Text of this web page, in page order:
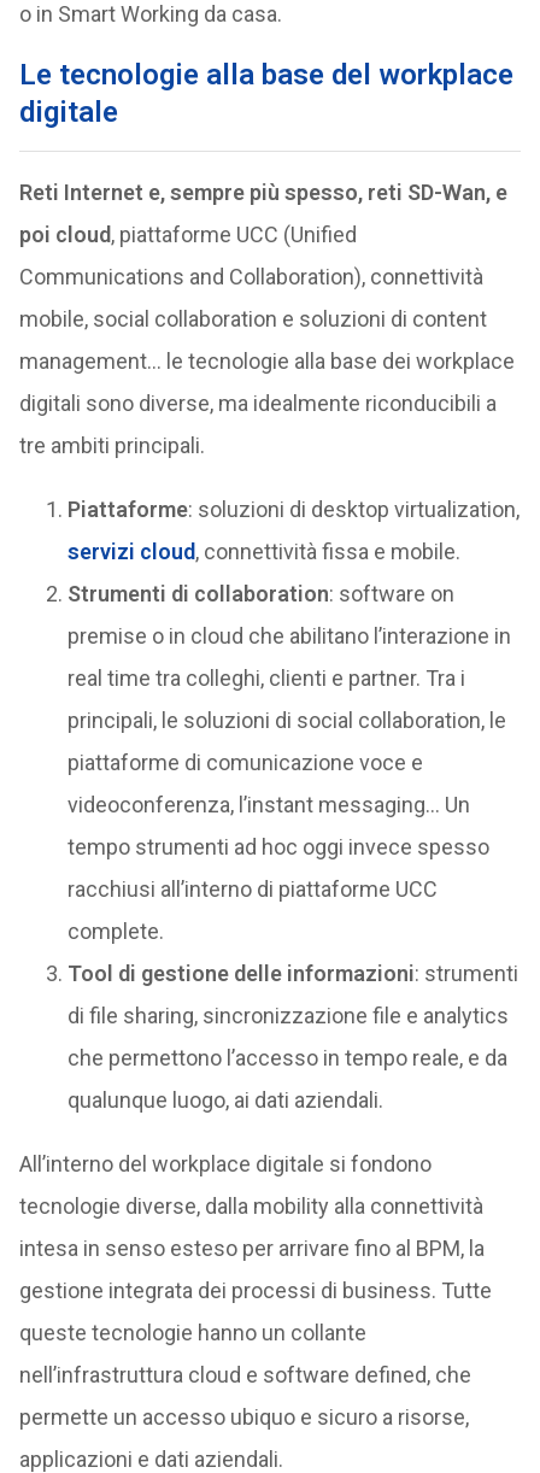
o in Smart Working da casa.
Le tecnologie alla base del workplace
digitale
Reti Internet e, sempre più spesso, reti SD-Wan, e
poi cloud, piattaforme UCC (Unified
Communications and Collaboration), connettività
mobile, social collaboration e soluzioni di content
management… le tecnologie alla base dei workplace
digitali sono diverse, ma idealmente riconducibili a
tre ambiti principali.
Piattaforme: soluzioni di desktop virtualization,
servizi cloud, connettività fissa e mobile.
Strumenti di collaboration: software on
premise o in cloud che abilitano l’interazione in
real time tra colleghi, clienti e partner. Tra i
principali, le soluzioni di social collaboration, le
piattaforme di comunicazione voce e
videoconferenza, l’instant messaging… Un
tempo strumenti ad hoc oggi invece spesso
racchiusi all’interno di piattaforme UCC
complete.
Tool di gestione delle informazioni: strumenti
di file sharing, sincronizzazione file e analytics
che permettono l’accesso in tempo reale, e da
qualunque luogo, ai dati aziendali.
All’interno del workplace digitale si fondono
tecnologie diverse, dalla mobility alla connettività
intesa in senso esteso per arrivare fino al BPM, la
gestione integrata dei processi di business. Tutte
queste tecnologie hanno un collante
nell’infrastruttura cloud e software defined, che
permette un accesso ubiquo e sicuro a risorse,
applicazioni e dati aziendali.